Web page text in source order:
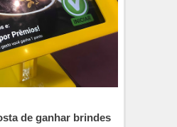
de ganhar brindes